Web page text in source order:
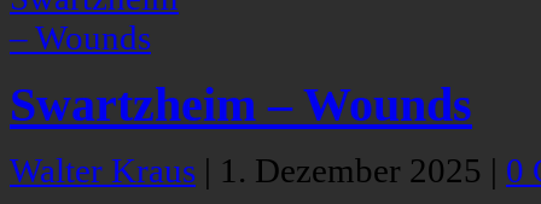
Swartzheim – Wounds
Walter Kraus | 1. Dezember 2025 | 0